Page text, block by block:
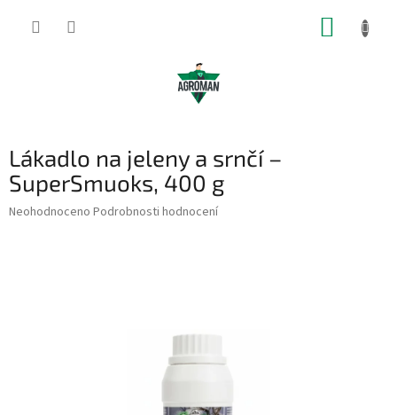
Lákadlo na jeleny a srnčí –
SuperSmuoks, 400 g
Průměrné
Neohodnoceno Podrobnosti hodnocení